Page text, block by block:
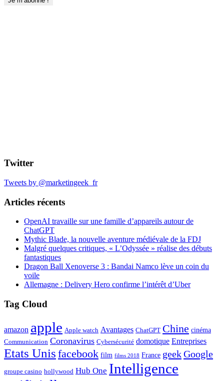
Twitter
Tweets by @marketingeek_fr
Articles récents
OpenAI travaille sur une famille d’appareils autour de
ChatGPT
Mythic Blade, la nouvelle aventure médiévale de la FDJ
Malgré quelques critiques, « L’Odyssée » réalise des débuts
fantastiques
Dragon Ball Xenoverse 3 : Bandai Namco lève un coin du
voile
Allemagne : Delivery Hero confirme l’intérêt d’Uber
Tag Cloud
amazon apple Apple watch Avantages ChatGPT Chine cinéma
Communication Coronavirus Cybersécurité domotique Entreprises
Etats Unis facebook film films 2018 France geekGoogle
groupe casino hollywood Hub One Intelligence